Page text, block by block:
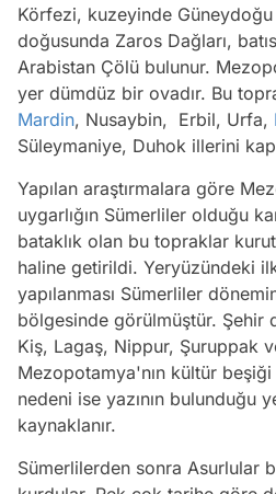
Körfezi, kuzeyinde Güneydoğu
doğusunda Zaros Dağları,
Arabistan Çölü bulunur.
yer dümdüz bir ovadır. Bu
Mardin, Nusaybin, Erbil, Urfa,
Süleymaniye, Duhok illerini
Yapılan araştırmalara göre
uygarlığın Sümerliler olduğu
bataklık olan bu topraklar
haline getirildi. Yeryüzündeki
yapılanması Sümerliler
bölgesinde görülmüştür. Şehir
Kiş, Lagaş, Nippur, Şuruppak
Mezopotamya'nın kültür beşiği
nedeni ise yazının bulunduğu
kaynaklanır.
Sümerlilerden sonra Asurlular